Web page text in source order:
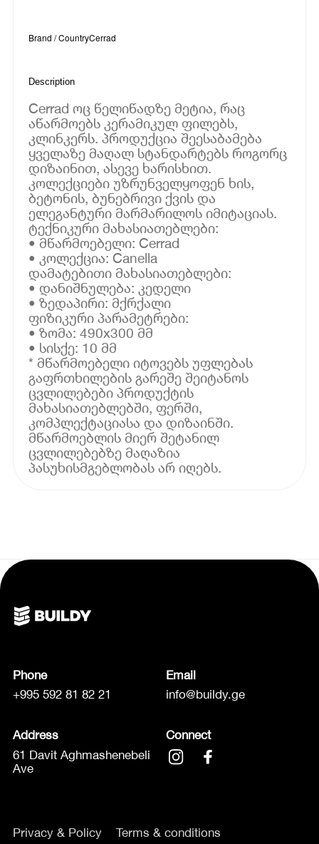
Brand / CountryCerrad
Description
Cerrad ოც წელიწადზე მეტია, რაც
აწარმოებს კერამიკულ ფილებს,
კლინკერს. პროდუქცია შეესაბამება
ყველაზე მაღალ სტანდარტებს როგორც
დიზაინით, ასევე ხარისხით.
კოლექციები უზრუნველყოფენ ხის,
ბეტონის, ბუნებრივი ქვის და
ელეგანტური მარმარილოს იმიტაციას.
ტექნიკური მახასიათებლები:
• მწარმოებელი: Cerrad
• კოლექცია: Canella
დამატებითი მახასიათებლები:
• დანიშნულება: კედელი
• ზედაპირი: მქრქალი
ფიზიკური პარამეტრები:
• ზომა: 490x300 მმ
• სისქე: 10 მმ
* მწარმოებელი იტოვებს უფლებას
გაფრთხილების გარეშე შეიტანოს
ცვლილებები პროდუქტის
მახასიათებლებში, ფერში,
კომპლექტაციასა და დიზაინში.
მწარმოებლის მიერ შეტანილ
ცვლილებებზე მაღაზია
პასუხისმგებლობას არ იღებს.
Phone
+995 592 81 82 21
Email
info@buildy.ge
Address
61 Davit Aghmashenebeli
Ave
Connect
Privacy & Policy Terms & conditions